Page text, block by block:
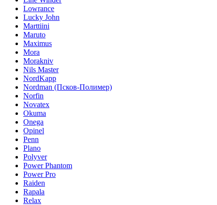
Lowrance
Lucky John
Marttiini
Maruto
Maximus
Mora
Morakniv
Nils Master
NordKapp
Nordman (Псков-Полимер)
Norfin
Novatex
Okuma
Onega
Opinel
Penn
Plano
Polyver
Power Phantom
Power Pro
Raiden
Rapala
Relax